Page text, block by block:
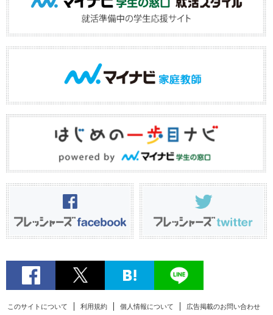
このサイトについて 利用規約 個人情報について 広告掲載のお問い合わせ